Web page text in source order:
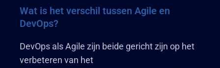
Wat is het verschil tussen Agile en
DevOps?
DevOps als Agile zijn beide gericht zijn op het
verbeteren van het